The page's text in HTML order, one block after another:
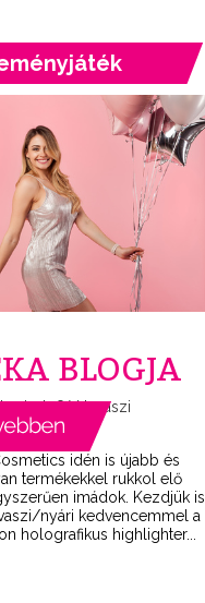
BLOGJA
idén is újabb és
termékekkel rukkol elő
imádok. Kezdjük is
nyári kedvencemmel a
holografikus highlighter...